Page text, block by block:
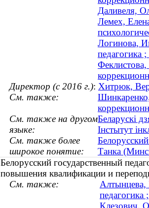
Даливеля,
Лемех,
Логинова,
педагогика
Феклистова,
Директор (с 2016 г.): Хитрюк,
См. также:
См. также на другом
языке:
Беларускі
Інстытут
См. также более
широкое понятие:
Танка
Белорусский государственный
повышения квалификации и
См. также:
Алтынцева,
педагогика